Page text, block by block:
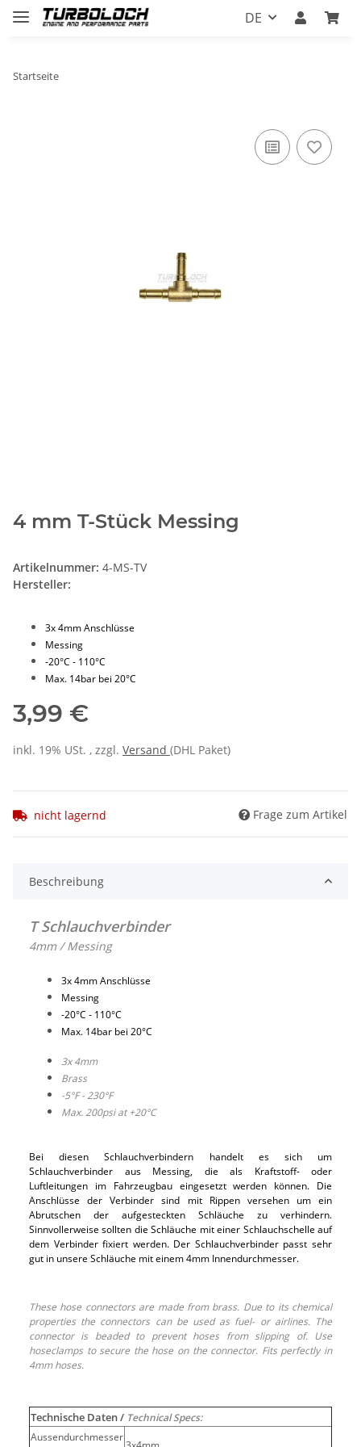
DE
Startseite
4 mm T-Stück Messing
Artikelnummer: 4-MS-TV
Hersteller:
3x 4mm Anschlüsse
Messing
-20°C - 110°C
Max. 14bar bei 20°C
3,99 €
inkl. 19% USt. , zzgl. Versand (DHL Paket)
nicht lagernd Frage zum Artikel
Beschreibung
T Schlauchverbinder
4mm / Messing
3x 4mm Anschlüsse
Messing
-20°C - 110°C
Max. 14bar bei 20°C
3x 4mm
Brass
-5°F - 230°F
Max. 200psi at +20°C
Bei diesen Schlauchverbindern handelt es sich um
Schlauchverbinder aus Messing, die als Kraftstoff- oder
Luftleitungen im Fahrzeugbau eingesetzt werden können. Die
Anschlüsse der Verbinder sind mit Rippen versehen um ein
Abrutschen der aufgesteckten Schläuche zu verhindern.
Sinnvollerweise sollten die Schläuche mit einer Schlauchschelle auf
dem Verbinder fixiert werden. Der Schlauchverbinder passt sehr
gut in unsere Schläuche mit einem 4mm Innendurchmesser.
These hose connectors are made from brass. Due to its chemical
properties the connectors can be used as fuel- or airlines. The
connector is beaded to prevent hoses from slipping of. Use
hoseclamps to secure the hose on the connector. Fits perfectly in
4mm hoses.
Technische Daten / Technical Specs:
Aussendurchmesser